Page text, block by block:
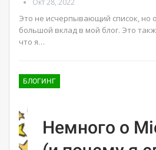
Окт 28, 2022
Это не исчерпывающий список, но
большой вклад в мой блог. Это
что я…
БЛОГИНГ
Немного о